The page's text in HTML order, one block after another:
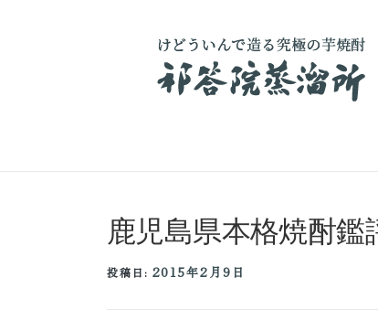
鹿児島県本格焼酎鑑
投稿日: 2015年2月9日